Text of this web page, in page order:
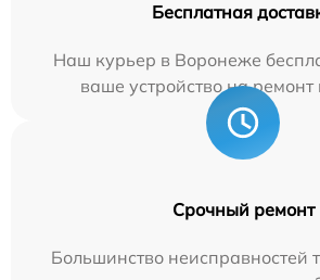
Бесплатная
Наш курьер в Воронеже
ваше устройство на ремонт
Срочный ремонт
Большинство неисправностей